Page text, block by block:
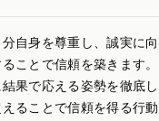
自身を尊重し、誠実に
ことで信頼を築きます
果で応える姿勢を徹底
ることで信頼を得る行